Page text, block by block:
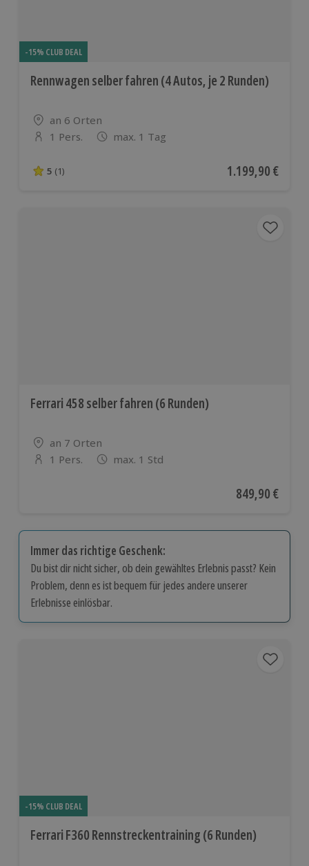
-15% CLUB DEAL
Rennwagen selber fahren (4 Autos, je 2 Runden)
Standort
an 6 Orten
Anzahl der Teilnehmer
1 Pers. max. 1 Tag
5 von 5 Sternen basierend auf 1 Bewertungen
5 (1) Aktueller Preis
1.199,90 €
Ferrari 458 selber fahren (6 Runden)
Standort
an 7 Orten
Anzahl der Teilnehmer
1 Pers. max. 1 Std
Aktueller Preis
849,90 €
Immer das richtige Geschenk:
Du bist dir nicht sicher, ob dein gewähltes Erlebnis passt? Kein
Problem, denn es ist bequem für jedes andere unserer
Erlebnisse einlösbar.
-15% CLUB DEAL
Ferrari F360 Rennstreckentraining (6 Runden)